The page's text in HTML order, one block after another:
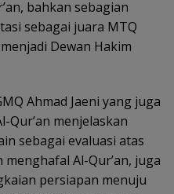
bahkan sebagian
sebagai juara MTQ
Dewan Hakim
Ahmad Jaeni yang juga
Qur’an menjelaskan
sebagai evaluasi atas
menghafal Al-Qur’an, juga
persiapan menuju